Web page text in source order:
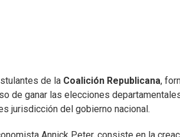
de la Coalición Republicana,
de ganar las elecciones
jurisdicción del gobierno nacional.